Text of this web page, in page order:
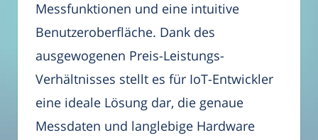
Messfunktionen und eine intuitive
Benutzeroberfläche. Dank des
ausgewogenen Preis-Leistungs-
Verhältnisses stellt es für IoT-Entwickler
eine ideale Lösung dar, die genaue
Messdaten und langlebige Hardware